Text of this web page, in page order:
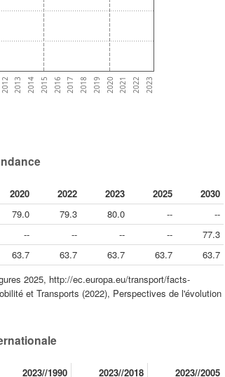
2012 2013 2014 2015 2016 2017 2018 2019 2020 2021 2022 2023
2020 2022 2023 2025
2030
79.0 79.3 80.0 --
--
-- -- -- --
77.3
63.7 63.7 63.7 63.7
63.7
2025, http://ec.europa.eu/transport/facts-
et Transports (2022), Perspectives de l'évolution
2023//1990 2023//2018 2023//2005